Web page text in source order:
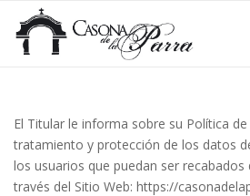
El Titular le informa sobre su Política
tratamiento y protección de los datos
los usuarios que puedan ser
través del Sitio Web: https://